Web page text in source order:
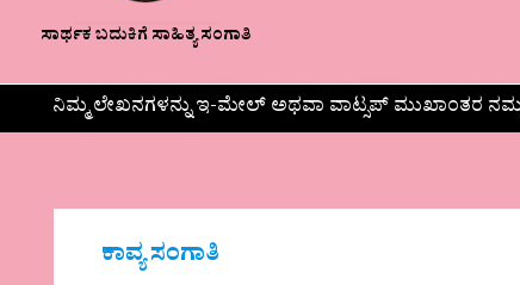
ಸಾರ್ಥಕ ಬದುಕಿಗೆ ಸಾಹಿತ್ಯ ಸಂಗಾತಿ
ನಿಮ್ಮ ಲೇಖನಗಳನ್ನು ಇ-ಮೇಲ್ ಅಥವಾ ವಾಟ್ಸಪ್ ಮುಖಾಂತರ
ಕಾವ್ಯ ಸಂಗಾತಿ